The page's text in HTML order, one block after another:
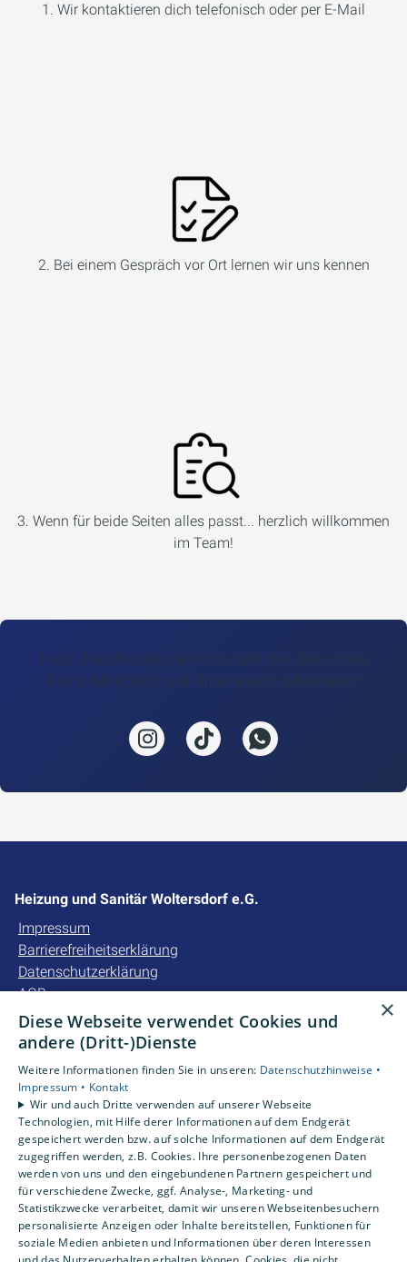
1. Wir kontaktieren dich telefonisch oder per E-Mail
2. Bei einem Gespräch vor Ort lernen wir uns kennen
3. Wenn für beide Seiten alles passt... herzlich willkommen
im Team!
In der Zwischenzeit kannst du dich hier über unsere
Firma, Mitarbeiter und Firmenevents informieren!
Heizung und Sanitär Woltersdorf e.G.
Impressum
Barrierefreiheitserklärung
Datenschutzerklärung
AGB
Unsere Bereiche
Gewerbekunden
Karriere
Unternehmen
Kontakt
×
Diese Webseite verwendet Cookies und
andere (Dritt-)Dienste
Weitere Informationen finden Sie in unseren: Datenschutzhinweise •
Impressum • Kontakt
Wir und auch Dritte verwenden auf unserer Webseite
Technologien, mit Hilfe derer Informationen auf dem Endgerät
gespeichert werden bzw. auf solche Informationen auf dem Endgerät
zugegriffen werden, z.B. Cookies. Ihre personenbezogenen Daten
werden von uns und den eingebundenen Partnern gespeichert und
für verschiedene Zwecke, ggf. Analyse-, Marketing- und
Statistikzwecke verarbeitet, damit wir unseren Webseitenbesuchern
personalisierte Anzeigen oder Inhalte bereitstellen, Funktionen für
soziale Medien anbieten und Informationen über deren Interessen